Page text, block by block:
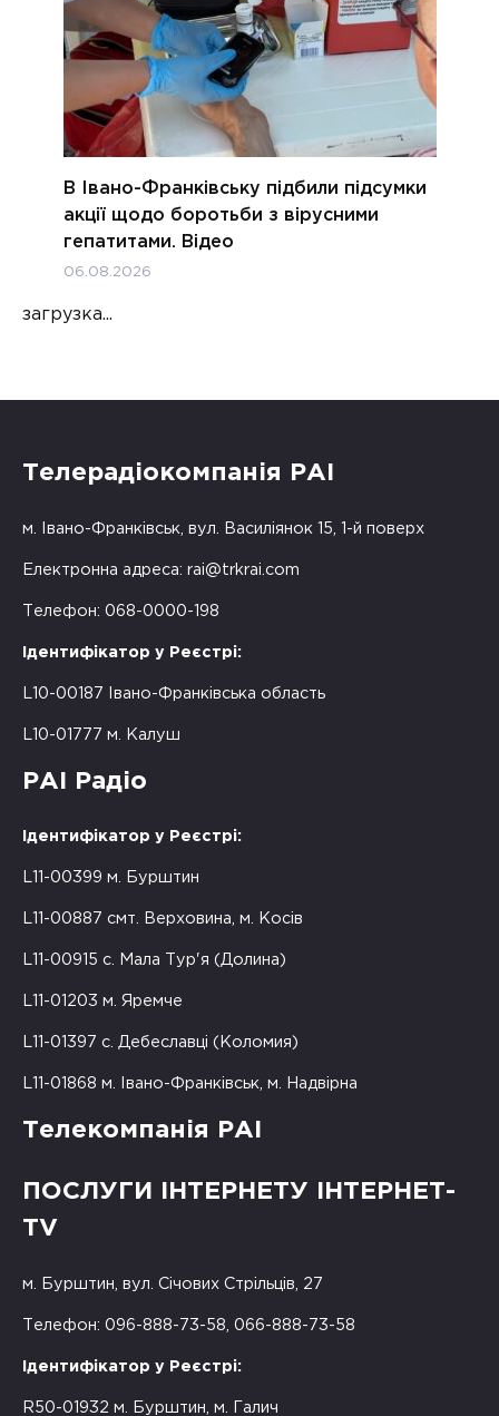
В Івано-Франківську підбили підсумки
акції щодо боротьби з вірусними
гепатитами. Відео
06.08.2026
загрузка...
Телерадіокомпанія РАІ
м. Івано-Франківськ, вул. Василіянок 15, 1-й поверх
Електронна адреса: rai@trkrai.com
Телефон: 068-0000-198
Ідентифікатор у Реєстрі:
L10-00187 Івано-Франківська область
L10-01777 м. Калуш
РАІ Радіо
Ідентифікатор у Реєстрі:
L11-00399 м. Бурштин
L11-00887 смт. Верховина, м. Косів
L11-00915 с. Мала Тур'я (Долина)
L11-01203 м. Яремче
L11-01397 с. Дебеславці (Коломия)
L11-01868 м. Івано-Франківськ, м. Надвірна
Телекомпанія РАІ
ПОСЛУГИ ІНТЕРНЕТУ ІНТЕРНЕТ-
TV
м. Бурштин, вул. Січових Стрільців, 27
Телефон: 096-888-73-58, 066-888-73-58
Ідентифікатор у Реєстрі:
R50-01932 м. Бурштин, м. Галич